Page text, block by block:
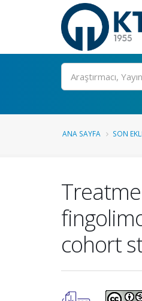
Ara
ANA SAYFA SON
cohort